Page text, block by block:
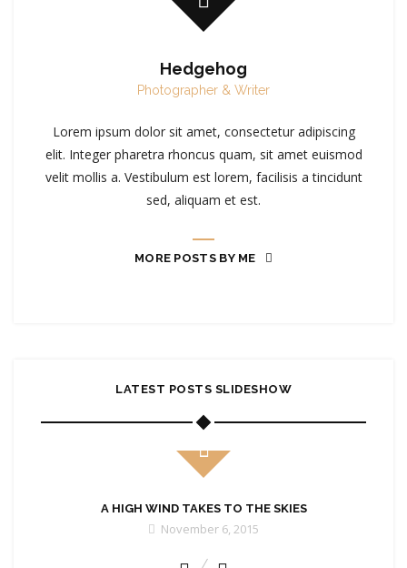
Hedgehog
Photographer & Writer
Lorem ipsum dolor sit amet, consectetur adipiscing
elit. Integer pharetra rhoncus quam, sit amet euismod
velit mollis a. Vestibulum est lorem, facilisis a tincidunt
sed, aliquam et est.
MORE POSTS BY ME
LATEST POSTS SLIDESHOW
A HIGH WIND TAKES TO THE SKIES
November 6, 2015